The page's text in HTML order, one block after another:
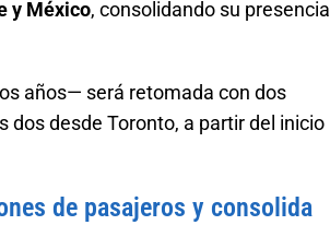
y México, consolidando su presencia
años— será retomada con dos
desde Toronto, a partir del inicio
de pasajeros y consolida